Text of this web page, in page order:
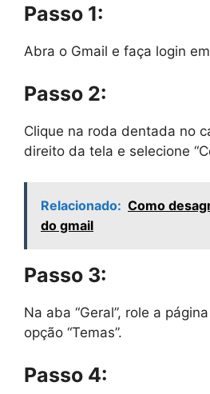
Passo 1:
Abra o Gmail e faça login
Passo 2:
Clique na roda dentada no
direito da tela e selecione
Relacionado: Como
do gmail
Passo 3:
Na aba “Geral”, role a
opção “Temas”.
Passo 4: